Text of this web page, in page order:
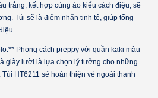
trắng, kết hợp cùng áo kiểu cách điệu, sẽ
Túi sẽ là điểm nhấn tinh tế, giúp tổng
Phong cách preppy với quần kaki màu
giày lười là lựa chọn lý tưởng cho những
HT6211 sẽ hoàn thiện vẻ ngoài thanh